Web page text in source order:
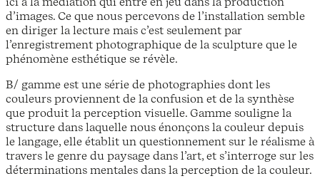
d’images. Ce que nous percevons de l’installation semble
en diriger la lecture mais c’est seulement par
l’enregistrement photographique de la sculpture que le
phénomène esthétique se révèle.
B/ gamme est une série de photographies dont les
couleurs proviennent de la confusion et de la synthèse
que produit la perception visuelle. Gamme souligne la
structure dans laquelle nous énonçons la couleur depuis
le langage, elle établit un questionnement sur le réalisme à
travers le genre du paysage dans l’art, et s’interroge sur les
déterminations mentales dans la perception de la couleur.